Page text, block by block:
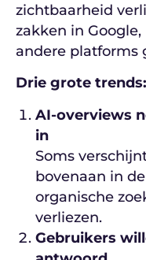
zichtbaarheid
zakken in
andere platforms
Drie grote trends:
AI-overviews
in
Soms
bovenaan in
organische
verliezen.
Gebruikers